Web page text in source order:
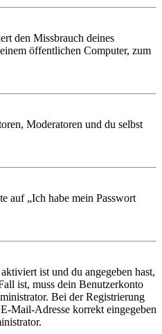
den Missbrauch deines
öffentlichen Computer, zum
Moderatoren und du selbst
auf „Ich habe mein Passwort
aktiviert ist und du angegeben hast,
ist, muss dein Benutzerkonto
Bei der Registrierung
Mail-Adresse korrekt eingegeben